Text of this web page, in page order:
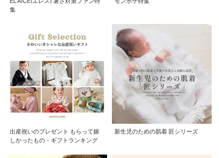
集
出産祝いのプレゼント もらって嬉
しかったもの・ギフトランキング
新生児のための肌着 匠シリーズ